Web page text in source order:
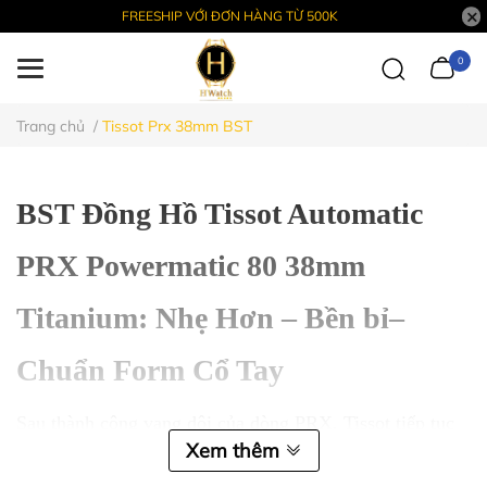
FREESHIP VỚI ĐƠN HÀNG TỪ 500K
0
Trang chủ / Tissot Prx 38mm BST
BST Đồng Hồ Tissot Automatic
PRX Powermatic 80 38mm
Titanium: Nhẹ Hơn – Bền bỉ–
Chuẩn Form Cổ Tay
nâng cấp trải nghiệm người dùng với phiên bản
Xem thêm